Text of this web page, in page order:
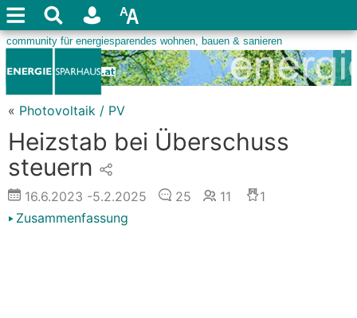
« Photovoltaik / PV
Heizstab bei Überschuss
steuern
16.6.2023 -5.2.2025 25 11
1
Zusammenfassung